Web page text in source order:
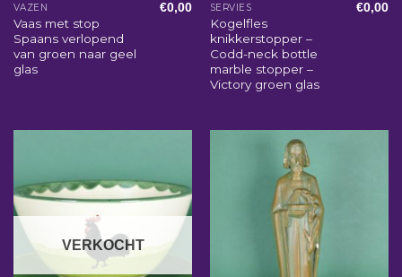
VAZEN
Vaas met stop
Spaans verlopend
van groen naar geel
glas
€0,00 SERVIES
Kogelfles
knikkerstopper –
Codd-neck bottle
marble stopper –
Victory groen glas
€0,00
VERKOCHT